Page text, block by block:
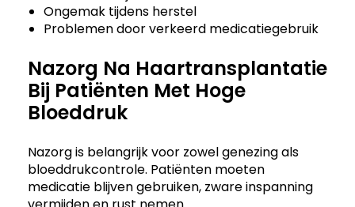
Ongemak tijdens herstel
Problemen door verkeerd medicatiegebruik
Nazorg Na Haartransplantatie
Bij Patiënten Met Hoge
Bloeddruk
Nazorg is belangrijk voor zowel genezing als
bloeddrukcontrole. Patiënten moeten
medicatie blijven gebruiken, zware inspanning